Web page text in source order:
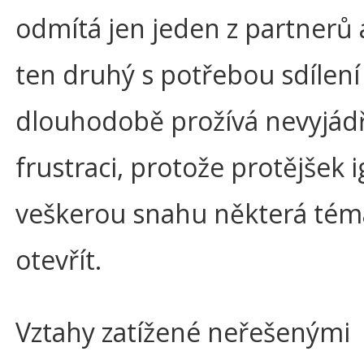
odmítá jen jeden z partnerů
ten druhý s potřebou sdílení
dlouhodobě prožívá
frustraci, protože protějšek
veškerou snahu některá
otevřít.
Vztahy zatížené neřešenými